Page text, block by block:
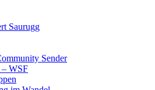
Saurugg
Sender
– WSF